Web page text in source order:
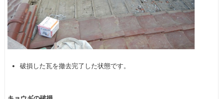
破損した瓦を撤去完了した状態です。